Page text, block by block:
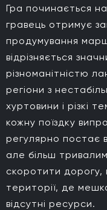
Гра починається
гравець отримує
продумування
відрізняється
різноманітністю
регіони з
хуртовини і різкі
кожну поїздку
регулярно постає
але більш
скоротити дорогу,
території, де
відсутні ресурси.